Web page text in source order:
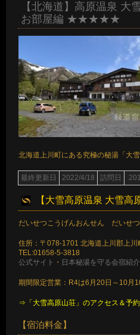
【北海道】高原温泉 大
お部屋編 ★★★★★
北海道上川町にある究極の秘湯「大
最終更新日 2022/4/18 訪問日
【大雪高原温泉 大雪高
だいせつこうげんおんせん だいせつ
住所：〒078-1701 北海道上川郡上川
TEL:01658-5-3818
公式サイト ・ 日本秘湯を守る会宿紹
期間限定営業：R4は6月20日～10月
⇒「大雪高原山荘」のアクセス＆予
【宿泊料金】